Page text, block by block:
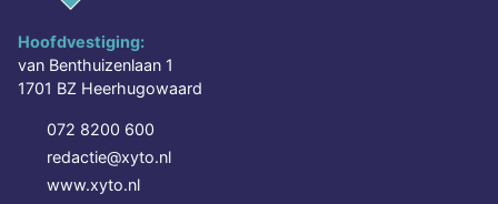
Hoofdvestiging:
van Benthuizenlaan 1
1701 BZ Heerhugowaard
072 8200 600
redactie@xyto.nl
www.xyto.nl